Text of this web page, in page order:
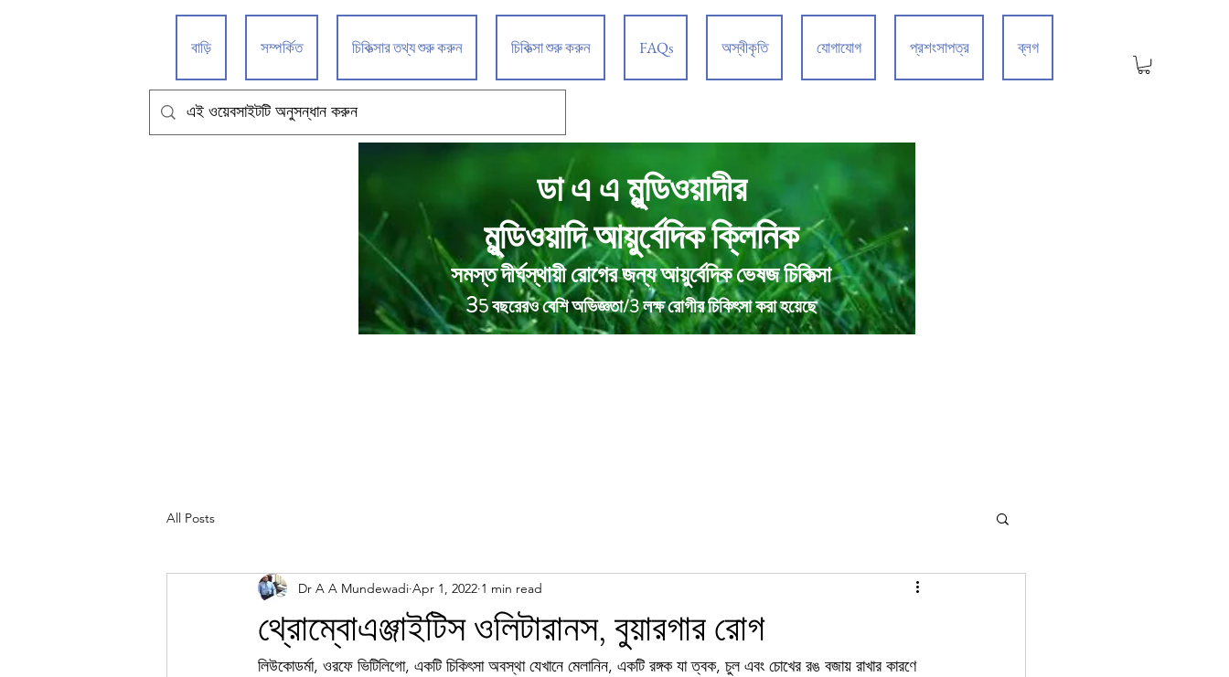
বাড়ি সম্পর্কিত চিকিত্সার তথ্য শুরু করুন চিকিত্সা শুরু করুন FAQs অস্বীকৃতি যোগাযোগ প্রশংসাপত্র ব্লগ
ডা এ এ মুন্ডিওয়াদীর
মুন্ডিওয়াদিআয়ুর্বেদিক ক্লিনিক
সমস্ত দীর্ঘস্থায়ী রোগের জন্য আয়ুর্বেদিক ভেষজ চিকিত্সা
35 বছরেরও বেশি অভিজ্ঞতা/3 লক্ষ রোগীর চিকিৎসা করা হয়েছে
All Posts
থ্রোম্বোএঞ্জাইটিস ওলিটারানস, বুয়ারগার রোগ
Dr A A Mundewadi Apr 1, 2022 1 min read
লিউকোডর্মা, ওরফে ভিটিলিগো, একটি চিকিৎসা অবস্থা যেখানে মেলানিন, একটি রঙ্গক যা ত্বক, চুল এবং চোখের রঙ বজায় রাখার কারণে